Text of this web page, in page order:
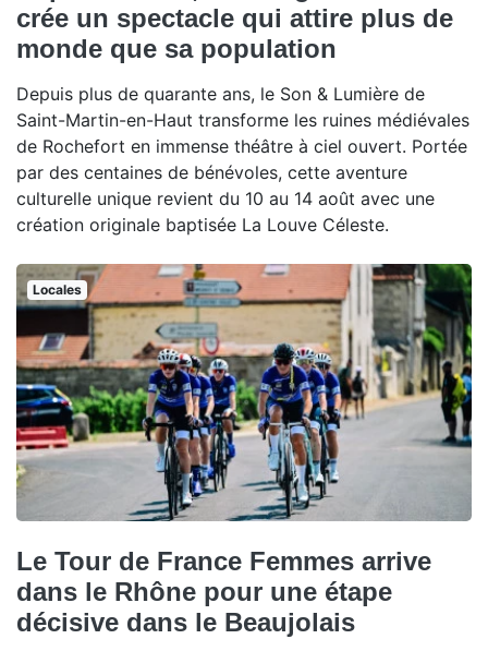
crée un spectacle qui attire plus de
monde que sa population
Depuis plus de quarante ans, le Son & Lumière de
Saint-Martin-en-Haut transforme les ruines médiévales
de Rochefort en immense théâtre à ciel ouvert. Portée
par des centaines de bénévoles, cette aventure
culturelle unique revient du 10 au 14 août avec une
création originale baptisée La Louve Céleste.
Locales
Le Tour de France Femmes arrive
dans le Rhône pour une étape
décisive dans le Beaujolais